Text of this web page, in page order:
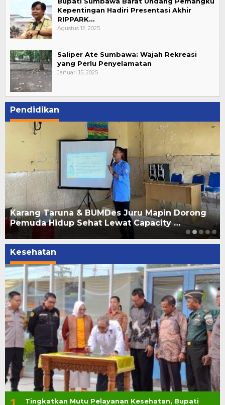
Kepentingan Hadiri Presentasi Akhir
RIPPARK…
Agustus 12, 2025
Saliper Ate Sumbawa: Wajah Rekreasi
yang Perlu Penyelamatan
Januari 15, 2025
Pendidikan
Karang Taruna & BUMDes Juru Mapin Dorong
Pemuda Hidup Sehat Lewat Capacity …
Kesehatan
Tingkatkan Mutu Pelayanan Kesehatan, Bupati